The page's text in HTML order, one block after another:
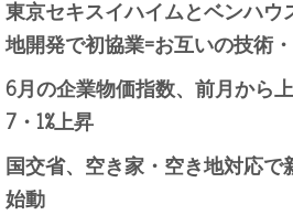
東京セキスイハイムとベンハ
地開発で初協業=お互いの技術
6月の企業物価指数、前月から
7・1%上昇
国交省、空き家・空き地対応
始動